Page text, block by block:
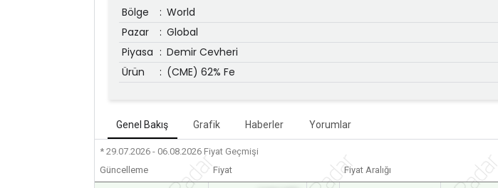
Bölge : World
Pazar
: Global
Piyasa : Demir Cevheri
Ürün
: (CME) 62% Fe
Genel Bakış Grafik Haberler Yorumlar
* 29.07.2026 - 06.08.2026 Fiyat Geçmişi
Güncelleme
Fiyat Fiyat Aralığı